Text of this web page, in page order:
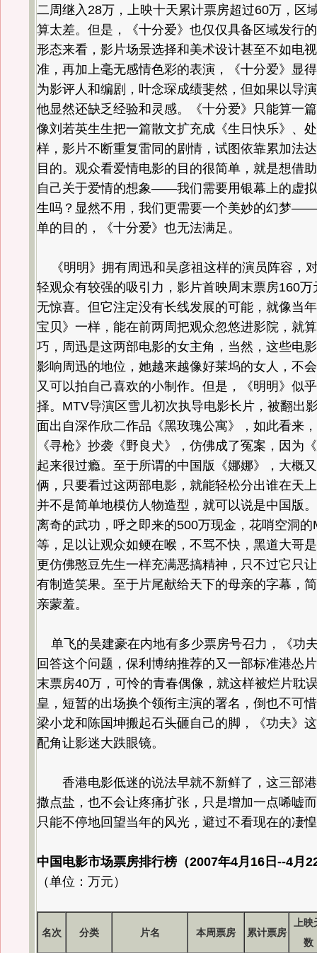
二周继入28万，上映十天累计票房超过60万，区
算太差。但是，《十分爱》也仅仅具备区域发行
形态来看，影片场景选择和美术设计甚至不如电
准，再加上毫无感情色彩的表演，《十分爱》显
为影评人和编剧，叶念琛成绩斐然，但如果以导
他显然还缺乏经验和灵感。《十分爱》只能算一
像刘若英生生把一篇散文扩充成《生日快乐》、
样，影片不断重复雷同的剧情，试图依靠累加法
目的。观众看爱情电影的目的很简单，就是想借
自己关于爱情的想象——我们需要用银幕上的虚
生吗？显然不用，我们更需要一个美妙的幻梦
单的目的，《十分爱》也无法满足。
《明明》拥有周迅和吴彦祖这样的演员阵容，
轻观众有较强的吸引力，影片首映周末票房160万
无惊喜。但它注定没有长线发展的可能，就像当
宝贝》一样，能在前两周把观众忽悠进影院，就
巧，周迅是这两部电影的女主角，当然，这些电
影响周迅的地位，她越来越像好莱坞的女人，不
又可以拍自己喜欢的小制作。但是，《明明》似
择。MTV导演区雪儿初次执导电影长片，被翻出
面出自深作欣二作品《黑玫瑰公寓》，如此看来
《寻枪》抄袭《野良犬》，仿佛成了冤案，因为
起来很过瘾。至于所谓的中国版《娜娜》，大概
俩，只要看过这两部电影，就能轻松分出谁在
并不是简单地模仿人物造型，就可以说是中国版
离奇的武功，呼之即来的500万现金，花哨空洞的
等，足以让观众如鲠在喉，不骂不快，黑道大哥
更仿佛憨豆先生一样充满恶搞精神，只不过它只
有制造笑果。至于片尾献给天下的母亲的字幕，
亲蒙羞。
单飞的吴建豪在内地有多少票房号召力，《功
回答这个问题，保利博纳推荐的又一部标准港怂
末票房40万，可怜的青春偶像，就这样被烂片耽
皇，短暂的出场换个领衔主演的署名，倒也不可
梁小龙和陈国坤搬起石头砸自己的脚，《功夫》
配角让影迷大跌眼镜。
香港电影低迷的说法早就不新鲜了，这三部港
撒点盐，也不会让疼痛扩张，只是增加一点唏嘘
只能不停地回望当年的风光，避过不看现在的凄
中国电影市场票房排行榜（2007年4月16日--4月
（单位：万元）
名次 分类 片名 本周票房 累计票房
上映
数